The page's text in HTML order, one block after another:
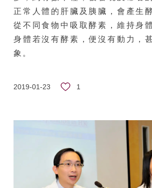
正常人體的肝臟及胰臟，會產生
從不同食物中吸取酵素，維持身
身體若沒有酵素，便沒有動力，
象。
2019-01-23 1